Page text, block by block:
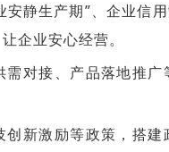
静生产期”、企业信
企业安心经营。
对接、产品落地推
新激励等政策，搭